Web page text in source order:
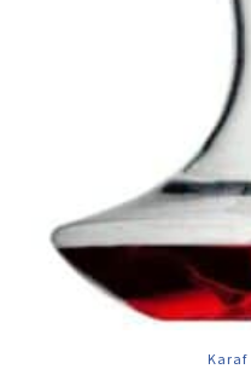
Karaf